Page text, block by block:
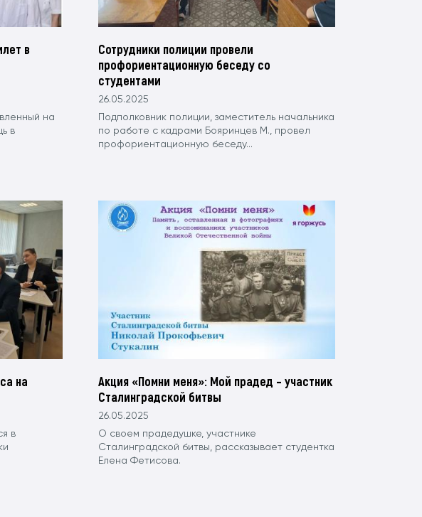
в
на
в
Сотрудники полиции провели
профориентационную беседу со
студентами
26.05.2025
Подполковник полиции, заместитель начальника
по работе с кадрами Бояринцев М., провел
профориентационную беседу...
на
в
Акция «Помни меня»: Мой прадед – участник
Сталинградской битвы
26.05.2025
О своем прадедушке, участнике
Сталинградской битвы, рассказывает студентка
Елена Фетисова.